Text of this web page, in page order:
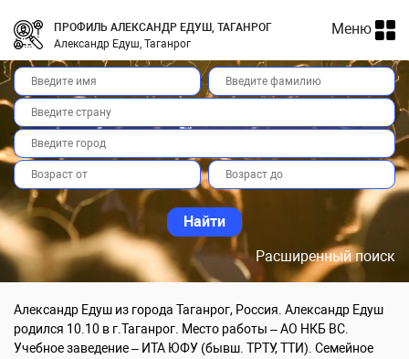
ПРОФИЛЬ АЛЕКСАНДР ЕДУШ, ТАГАНРОГ
Александр Едуш, Таганрог
Меню
Расширенный поиск
Александр Едуш из города Таганрог, Россия. Александр Едуш
родился 10.10 в г.Таганрог. Место работы – АО НКБ ВС.
Учебное заведение – ИТА ЮФУ (бывш. ТРТУ, ТТИ). Семейное